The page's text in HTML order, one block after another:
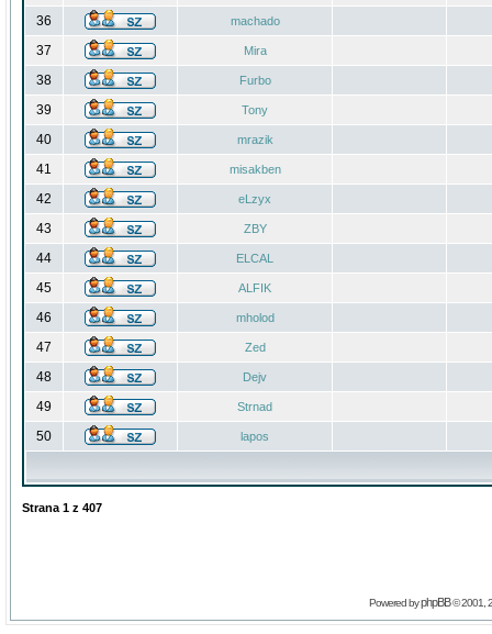
36 machado
37 Mira
38 Furbo
39 Tony
40 mrazik
41 misakben
42 eLzyx
43 ZBY
44 ELCAL
45 ALFIK
46 mholod
47 Zed
48 Dejv
49 Strnad
50 lapos
Strana 1 z 407
Powered byphpBB© 2001,